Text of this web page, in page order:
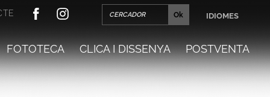
FOTOTECA CLICA I DISSENYA POSTVENTA
IDIOMES